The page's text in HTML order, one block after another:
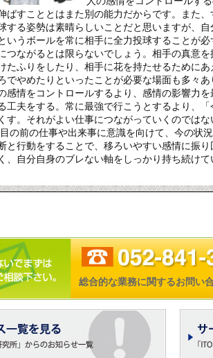
ばすこととはまた別の能力だからです。また、
する姿勢は素晴らしいことだと思いますが、自
いうボールを常に相手に全力投球することが必
つながるとは限らないでしょう。相手の真意を
たふりをしたり、相手に花を持たせるためにあ
でやめたりといったことが必要な場面も多々あ
感情をコントロールするより、感情の影響力を
工夫をする。常に最強で行こうとするより、「
す。それがよい仕事につながっていくのではな
の前の仕事や出来事に意識を向けて、今の状
と行動をすることで、移ろいやすい感情に振り
、自分自身のブレない軸をしっかり持ち続けて
総合的な業務に関するお問い